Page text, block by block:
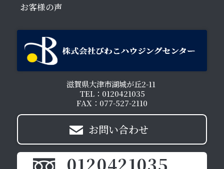
お客様の声
滋賀県大津市湖城が丘2-11
TEL：0120421035
FAX：077-527-2110
お問い合わせ
0120421035